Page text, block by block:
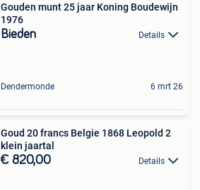
Gouden munt 25 jaar Koning Boudewijn
1976
Bieden Details
Dendermonde 6 mrt 26
Goud 20 francs Belgie 1868 Leopold 2
klein jaartal
€ 820,00 Details